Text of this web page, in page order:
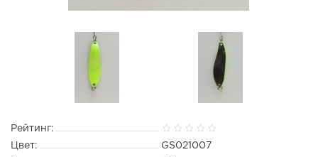
Рейтинг:
Цвет:
GS021007